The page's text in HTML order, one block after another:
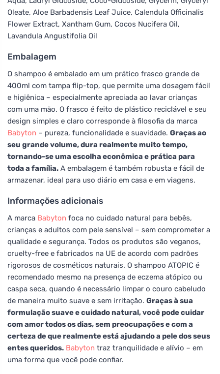
Oleate, Aloe Barbadensis Leaf Juice, Calendula Officinalis
Flower Extract, Xantham Gum, Cocos Nucifera Oil,
Lavandula Angustifolia Oil
Embalagem
O shampoo é embalado em um prático frasco grande de
400ml com tampa flip-top, que permite uma dosagem fácil
e higiênica – especialmente apreciada ao lavar crianças
com uma mão. O frasco é feito de plástico reciclável e seu
design simples e claro corresponde à filosofia da marca
Babyton – pureza, funcionalidade e suavidade. Graças ao
seu grande volume, dura realmente muito tempo,
tornando-se uma escolha econômica e prática para
toda a família. A embalagem é também robusta e fácil de
armazenar, ideal para uso diário em casa e em viagens.
Informações adicionais
A marca Babyton foca no cuidado natural para bebês,
crianças e adultos com pele sensível – sem comprometer a
qualidade e segurança. Todos os produtos são veganos,
cruelty-free e fabricados na UE de acordo com padrões
rigorosos de cosméticos naturais. O shampoo ATOPIC é
recomendado mesmo na presença de eczema atópico ou
caspa seca, quando é necessário limpar o couro cabeludo
de maneira muito suave e sem irritação. Graças à sua
formulação suave e cuidado natural, você pode cuidar
com amor todos os dias, sem preocupações e com a
certeza de que realmente está ajudando a pele dos seus
entes queridos. Babyton traz tranquilidade e alívio – em
uma forma que você pode confiar.